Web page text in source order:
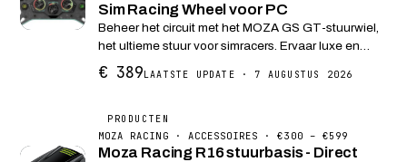
Sim Racing Wheel voor PC
Beheer het circuit met het MOZA GS GT-stuurwiel,
het ultieme stuur voor simracers. Ervaar luxe en
comfort met de keuze tussen Alcantara- en
microvezel lederen afwerking. De stijlvolle
€ 389LAATSTE UPDATE · 7 AUGUSTUS 2026
PRODUCTEN
MOZA RACING · ACCESSOIRES · €300 – €599
Moza Racing R16 stuurbasis - Direct